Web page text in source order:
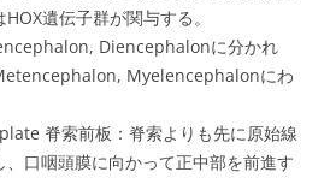
遺伝子群が関与する。
Diencephalonに分かれ
Myelencephalonにわ
脊索前板：脊索よりも先に原始線
、口咽頭膜に向かって正中部を前進す